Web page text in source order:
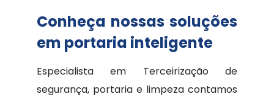
Conheça nossas soluções
em portaria inteligente
Especialista em Terceirização de
segurança, portaria e limpeza contamos